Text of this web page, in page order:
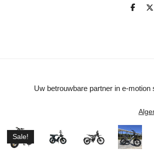
D
D
Uw betrouwbare partner in e-motion
Sale!